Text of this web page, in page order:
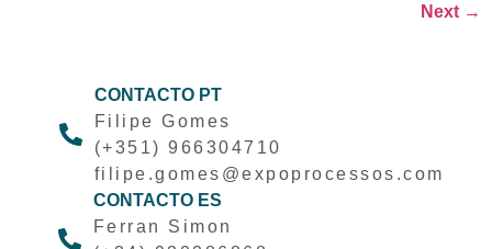
Next →
CONTACTO PT
Filipe Gomes
(+351) 966304710
filipe.gomes@expoprocessos.com
CONTACTO ES
Ferran Simon